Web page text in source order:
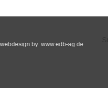
webdesign by: www.edb-ag.de